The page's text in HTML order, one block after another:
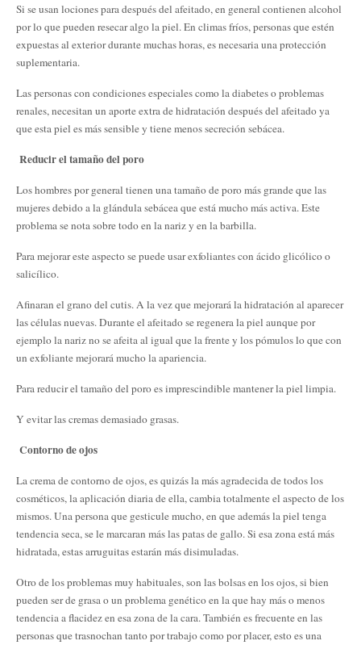
Si se usan lociones para después del afeitado, en general contienen alcohol
por lo que pueden resecar algo la piel. En climas fríos, personas que estén
expuestas al exterior durante muchas horas, es necesaria una protección
suplementaria.
Las personas con condiciones especiales como la diabetes o problemas
renales, necesitan un aporte extra de hidratación después del afeitado ya
que esta piel es más sensible y tiene menos secreción sebácea.
Reducir el tamaño del poro
Los hombres por general tienen una tamaño de poro más grande que las
mujeres debido a la glándula sebácea que está mucho más activa. Este
problema se nota sobre todo en la nariz y en la barbilla.
Para mejorar este aspecto se puede usar exfoliantes con ácido glicólico o
salicílico.
Afinaran el grano del cutis. A la vez que mejorará la hidratación al aparecer
las células nuevas. Durante el afeitado se regenera la piel aunque por
ejemplo la nariz no se afeita al igual que la frente y los pómulos lo que con
un exfoliante mejorará mucho la apariencia.
Para reducir el tamaño del poro es imprescindible mantener la piel limpia.
Y evitar las cremas demasiado grasas.
Contorno de ojos
La crema de contorno de ojos, es quizás la más agradecida de todos los
cosméticos, la aplicación diaria de ella, cambia totalmente el aspecto de los
mismos. Una persona que gesticule mucho, en que además la piel tenga
tendencia seca, se le marcaran más las patas de gallo. Si esa zona está más
hidratada, estas arruguitas estarán más disimuladas.
Otro de los problemas muy habituales, son las bolsas en los ojos, si bien
pueden ser de grasa o un problema genético en la que hay más o menos
tendencia a flacidez en esa zona de la cara. También es frecuente en las
personas que trasnochan tanto por trabajo como por placer, esto es una